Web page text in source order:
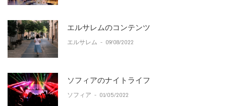
エルサレムのコンテンツ
エルサレム - 09/08/2022
ソフィアのナイトライフ
ソフィア - 01/05/2022